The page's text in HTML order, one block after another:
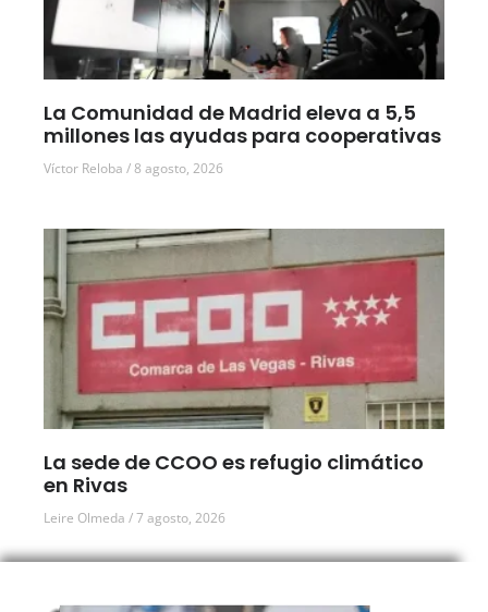
La Comunidad de Madrid eleva a 5,5
millones las ayudas para cooperativas
Víctor Reloba 8 agosto, 2026
La sede de CCOO es refugio climático
en Rivas
Leire Olmeda 7 agosto, 2026